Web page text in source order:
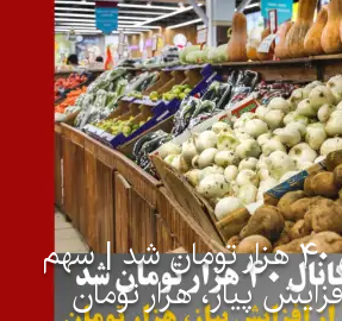
پیاز وارد کانال ۴۰ هزار تومان شد | سهم
پیاز، هزار تومان